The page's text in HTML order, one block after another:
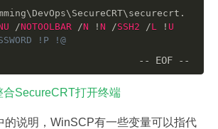
\ DevOps\ SecureCRT\ securecrt .
/NOTOOLBAR /N !N /SSH2 /L ! U
!P !@
的说明，WinSCP有一些变量可以指代